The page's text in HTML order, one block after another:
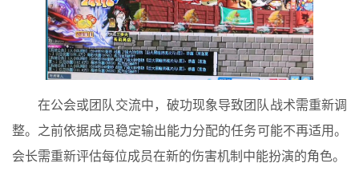
在公会或团队交流中，破功现象导致团队战术需重新调
整。之前依据成员稳定输出能力分配的任务可能不再适用。
会长需重新评估每位成员在新的伤害机制中能扮演的角色。